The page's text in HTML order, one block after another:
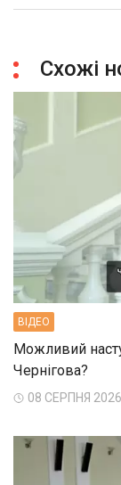
Схожі
ВIДЕО
Можливий
Чернігова?
08 СЕРПНЯ